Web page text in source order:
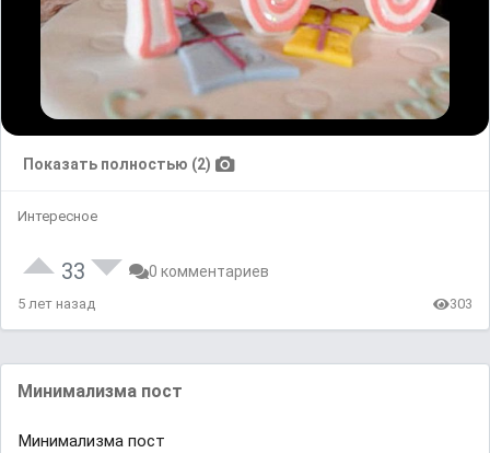
Показать полностью (2)
Интересное
33 0 комментариев
5 лет назад 303
Минимализма пост
Минимализма пост